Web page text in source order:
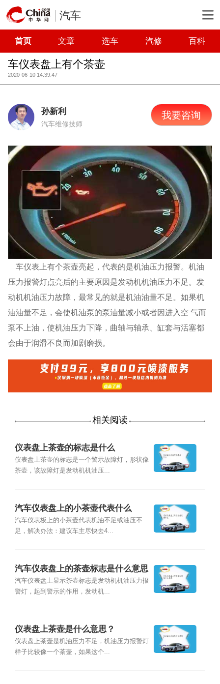
汽车
首页 文章 选车 汽修 百科
车仪表盘上有个茶壶
2020-06-10 14:39:47
孙新利
汽车维修技师
我要咨询
车仪表上有个茶壶亮起，代表的是机油压力报警。机油
压力报警灯点亮后的主要原因是发动机机油压力不足。发
动机机油压力故障，最常见的就是机油油量不足。如果机
油油量不足，会使机油泵的泵油量减小或者因进入空 气而
泵不上油，使机油压力下降，曲轴与轴承、缸套与活塞都
会由于润滑不良而加剧磨损。
相关阅读
仪表盘上茶壶的标志是什么
仪表盘上茶壶的标志是一个警示故障灯，形状像
茶壶，该故障灯是发动机机油压...
汽车仪表盘上的小茶壶代表什么
汽车仪表板上的小茶壶代表机油不足或油压不
足，解决办法：建议车主尽快去4...
汽车仪表盘上的茶壶标志是什么意思
汽车仪表盘上显示茶壶标志是发动机机油压力报
警灯，起到警示的作用，发动机...
仪表盘上茶壶是什么意思？
仪表盘上茶壶是机油压力不足，机油压力报警灯
样子比较像一个茶壶，如果这个...